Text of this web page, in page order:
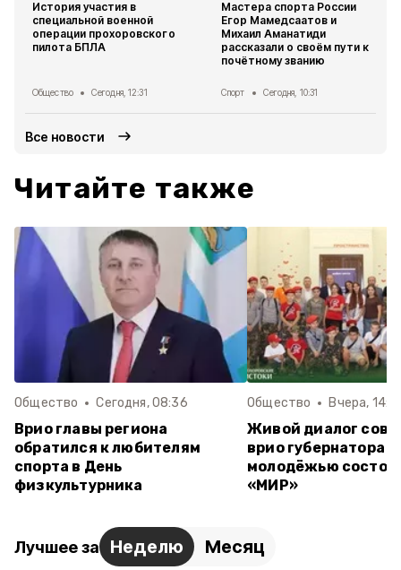
История участия в
специальной военной
операции прохоровского
пилота БПЛА
Общество Сегодня, 12:31
Мастера спорта России
Егор Мамедсаатов и
Михаил Аманатиди
рассказали о своём пути к
почётному званию
Спорт Сегодня, 10:31
Все новости
Читайте также
Общество Сегодня, 08:36
Врио главы региона
обратился к любителям
спорта в День
физкультурника
Общество Вчера,
Живой диалог
врио губернатора
молодёжью
«МИР»
Лучшее за Неделю Месяц